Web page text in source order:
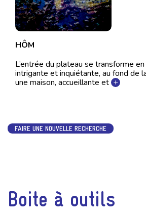
HÔM
L’entrée du plateau se transforme
intrigante et inquiétante, au fond de
une maison, accueillante et +
FAIRE UNE NOUVELLE RECHERCHE
Boite à outils